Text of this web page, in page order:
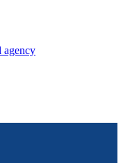
agency